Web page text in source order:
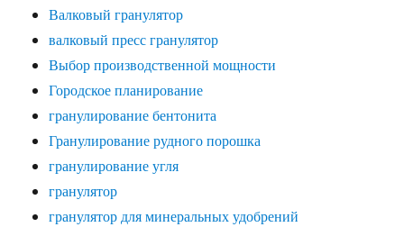
Валковый гранулятор
валковый пресс гранулятор
Выбор производственной мощности
Городское планирование
гранулирование бентонита
Гранулирование рудного порошка
гранулирование угля
гранулятор
гранулятор для минеральных удобрений